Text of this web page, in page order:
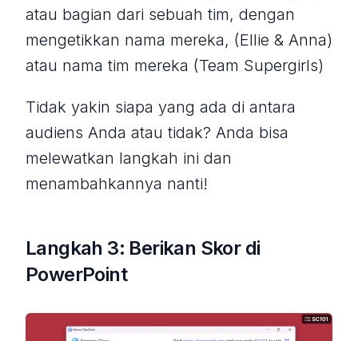
atau bagian dari sebuah tim, dengan
mengetikkan nama mereka, (Ellie & Anna)
atau nama tim mereka (Team Supergirls)
Tidak yakin siapa yang ada di antara
audiens Anda atau tidak? Anda bisa
melewatkan langkah ini dan
menambahkannya nanti!
Langkah 3: Berikan Skor di
PowerPoint